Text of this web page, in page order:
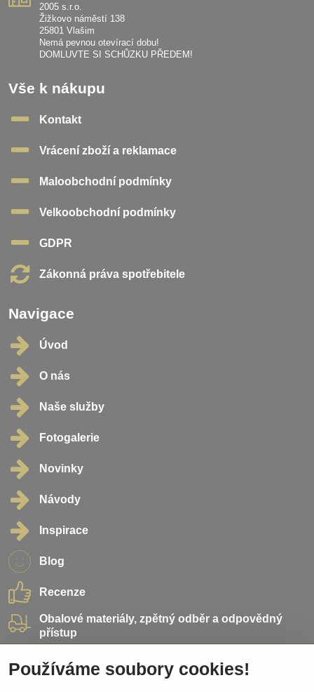
2005 s.r.o.
Žižkovo náměstí 138
25801 Vlašim
Nemá pevnou otevírací dobu!
DOMLUVTE SI SCHŮZKU PŘEDEM!
Vše k nákupu
Kontakt
Vrácení zboží a reklamace
Maloobchodní podmínky
Velkoobchodní podmínky
GDPR
Zákonná práva spotřebitele
Navigace
Úvod
O nás
Naše služby
Fotogalerie
Novinky
Návody
Inspirace
Blog
Recenze
Obalové materiály, zpětný odběr a odpovědný
přístup
Přidejte se k nám
Používáme soubory cookies!